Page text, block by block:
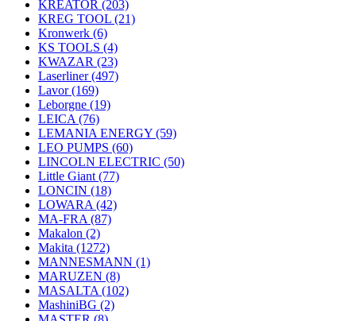
KREATOR (203)
KREG TOOL (21)
Kronwerk (6)
KS TOOLS (4)
KWAZAR (23)
Laserliner(497)
Lavor(169)
Leborgne (19)
LEICA (76)
LEMANIA ENERGY (59)
LEO PUMPS (60)
LINCOLN ELECTRIC (50)
Little Giant (77)
LONCIN (18)
LOWARA (42)
MA-FRA (87)
Makalon (2)
Makita (1272)
MANNESMANN (1)
MARUZEN (8)
MASALTA (102)
MashiniBG (2)